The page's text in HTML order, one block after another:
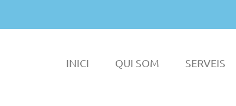
INICI QUI SOM SERVEIS